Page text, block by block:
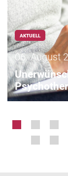
AKTUELL
06. August